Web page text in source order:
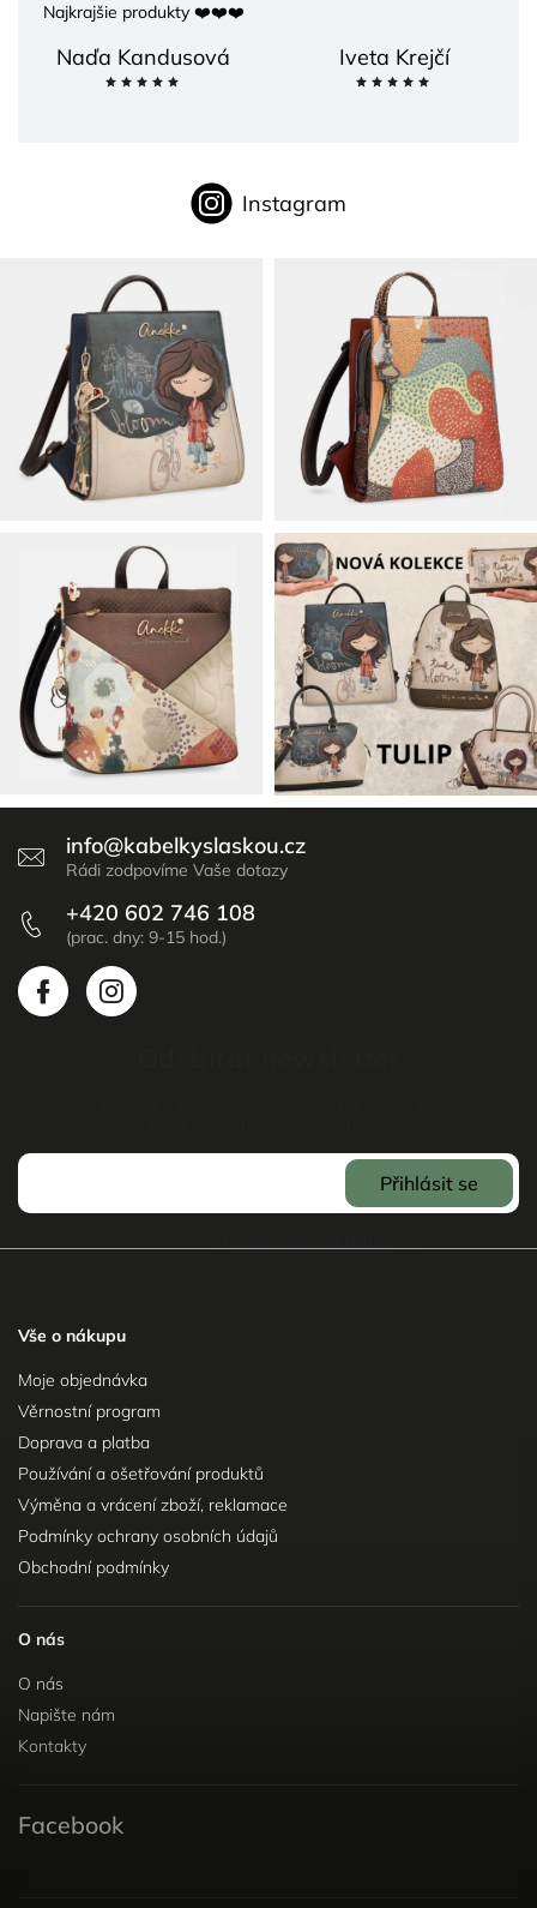
Najkrajšie produkty ❤️❤️❤️
Naďa Kandusová Iveta Krejčí
Instagram
info@kabelkyslaskou.cz
+420 602 746 108
Přihlásit se
Vše o nákupu
Moje objednávka
Věrnostní program
Doprava a platba
Používání a ošetřování produktů
Výměna a vrácení zboží, reklamace
Podmínky ochrany osobních údajů
Obchodní podmínky
O nás
O nás
Napište nám
Kontakty
Facebook